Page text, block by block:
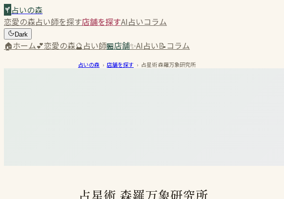
占いの森
恋愛の森占い師を探す店舗を探すAI占いコラム
Dark
🏠ホーム💕恋愛の森🔮占い師🏪店舗✨AI占い📝コラム
占いの森 › 店舗を探す › 占星術 森羅万象研究所
占星術 森羅万象研究所